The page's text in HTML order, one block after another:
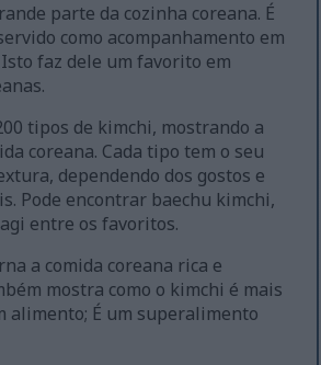
parte da cozinha coreana. É
como acompanhamento em
faz dele um favorito em
tipos de kimchi, mostrando a
coreana. Cada tipo tem o seu
dependendo dos gostos e
Pode encontrar baechu kimchi,
entre os favoritos.
a comida coreana rica e
mostra como o kimchi é mais
alimento; É um superalimento